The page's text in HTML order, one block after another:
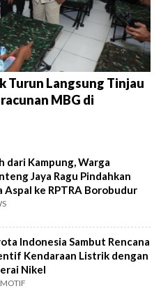
Turun Langsung Tinjau
MBG di
dari Kampung, Warga
Jaya Ragu Pindahkan
Aspal ke RPTRA Borobudur
Indonesia Sambut Rencana
Kendaraan Listrik dengan
Nikel